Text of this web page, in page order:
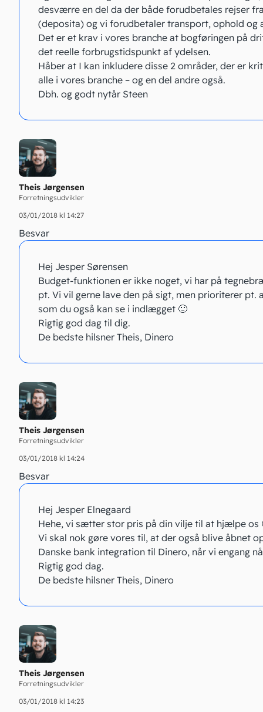
desværre en del da der både forudbetales rejser
(deposita) og vi forudbetaler transport, ophold og
Det er et krav i vores branche at bogføringen på
det reelle forbrugstidspunkt af ydelsen.
Håber at I kan inkludere disse 2 områder, der er
alle i vores branche – og en del andre også.
Dbh. og godt nytår Steen
Theis Jørgensen
Forretningsudvikler
03/01/2018 kl 14:27
Besvar
Hej Jesper Sørensen
Budget-funktionen er ikke noget, vi har på
pt. Vi vil gerne lave den på sigt, men prioriterer pt.
som du også kan se i indlægget 🙂
Rigtig god dag til dig.
De bedste hilsner Theis, Dinero
Theis Jørgensen
Forretningsudvikler
03/01/2018 kl 14:24
Besvar
Hej Jesper Elnegaard
Hehe, vi sætter stor pris på din vilje til at hjælpe os
Vi skal nok gøre vores til, at der også blive åbnet
Danske bank integration til Dinero, når vi engang
Rigtig god dag.
De bedste hilsner Theis, Dinero
Theis Jørgensen
Forretningsudvikler
03/01/2018 kl 14:23